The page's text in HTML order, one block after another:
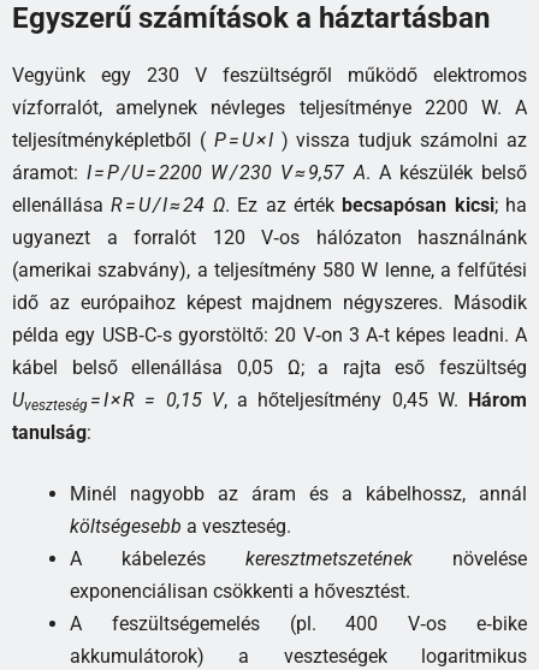
Egyszerű számítások a háztartásban
Vegyünk egy 230 V feszültségről működő elektromos
vízforralót, amelynek névleges teljesítménye 2200 W. A
teljesítményképletből ( P = U × I) vissza tudjuk számolni az
áramot:I = P / U = 2200 W / 230 V ≈ 9,57 A. A készülék belső
ellenállásaR = U / I ≈ 24 Ω. Ez az érték becsapósan kicsi; ha
ugyanezt a forralót 120 V‑os hálózaton használnánk
(amerikai szabvány), a teljesítmény 580 W lenne, a felfűtési
idő az európaihoz képest majdnem négyszeres. Második
példa egy USB‑C‑s gyorstöltő: 20 V‑on 3 A‑t képes leadni. A
kábel belső ellenállása 0,05 Ω; a rajta eső feszültség
Uveszteség = I × R = 0,15 V, a hőteljesítmény 0,45 W.
Három
tanulság:
Minél nagyobb az áram és a kábelhossz, annál
költségesebb a veszteség.
A kábelezés keresztmetszetének növelése
exponenciálisan csökkenti a hővesztést.
A feszültségemelés (pl. 400 V‑os e‑bike
akkumulátorok) a veszteségek logaritmikus